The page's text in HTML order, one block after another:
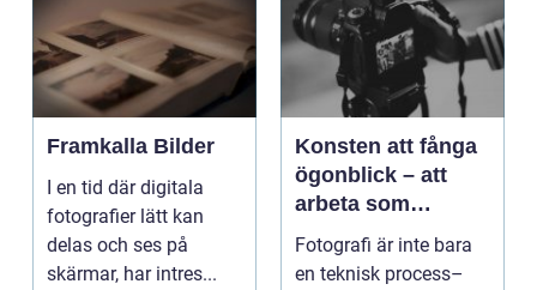
Framkalla Bilder
I en tid där digitala
fotografier lätt kan
delas och ses på
skärmar, har intres...
Konsten att fånga
ögonblick – att
arbeta som
fotograf i
Norrköping
Fotografi är inte bara
en teknisk process–